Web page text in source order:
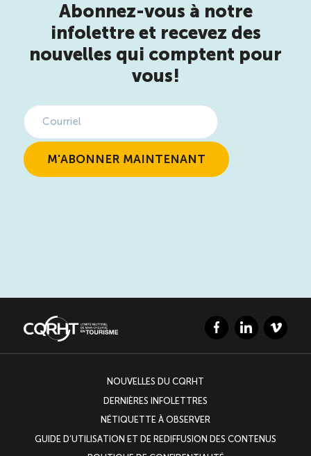
Bassins de main-d’oeuvre diversifiés
Devenir membre
Catalogue de formations en ligne
ÉTUDES
EN
INFOLETTRE
Abonnez-vous à notre
infolettre et recevez des
nouvelles qui comptent pour
vous!
FacebookLinkedInVimeo
NOUVELLES DU CQRHT
DERNIÈRES INFOLETTRES
NÉTIQUETTE À OBSERVER
GUIDE D’UTILISATION ET DE REDIFFUSION DES CONTENUS